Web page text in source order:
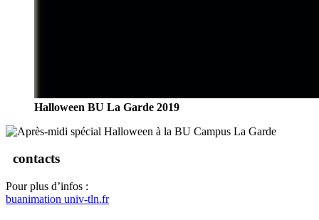
Halloween BU La Garde 2019
contacts
Pour plus d’infos :
buanimation univ-tln.fr